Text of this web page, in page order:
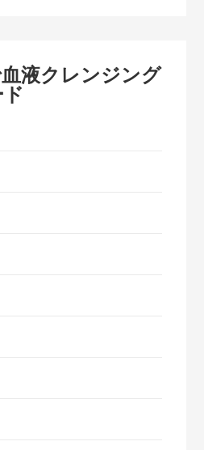
液クレンジング